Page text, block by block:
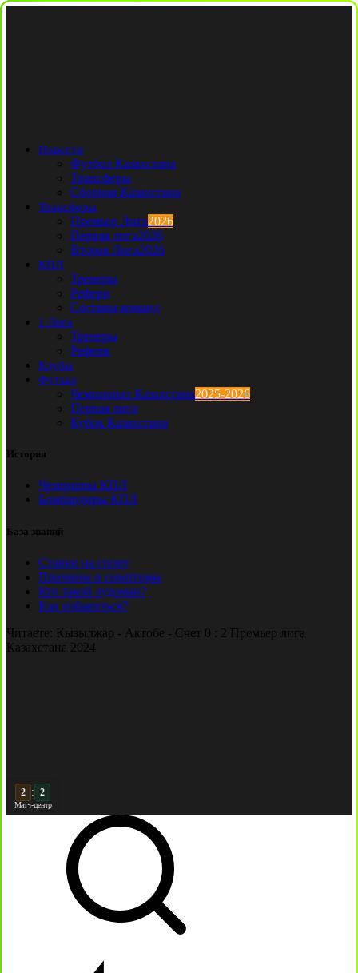
Новости
Футбол Казахстана
Трансферы
Сборная Казахстана
Трансферы
Премьер Лига2026
Первая лига2026
Вторая Лига2026
КПЛ
Тренеры
Рефери
Составы команд
1 Лига
Тренеры
Рефери
Клубы
Футзал
Чемпионат Казахстана2025-2026
Первая лига
Кубок Казахстана
История
Чемпионы КПЛ
Бомбардиры КПЛ
База знаний
Ставки на спорт
Причины и симптомы
Кто такой лудоман?
Как избавиться?
Читаете: Кызылжар - Актобе - Счет 0 : 2 Премьер лига
Казахстана 2024
3 : 2
Матч-центр